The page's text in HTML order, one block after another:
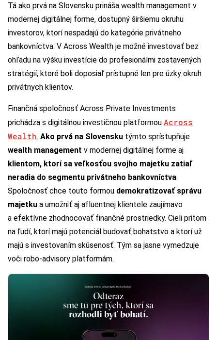
Tá ako prvá na Slovensku prináša wealth management v
modernej digitálnej forme, dostupný širšiemu okruhu
investorov, ktorí nespadajú do kategórie privátneho
bankovníctva. V Across Wealth je možné investovať bez
ohľadu na výšku investície do profesionálmi zostavených
stratégií, ktoré boli doposiaľ prístupné len pre úzky okruh
privátnych klientov.
Finančná spoločnosť Across Private Investments
prichádza s digitálnou investičnou platformou Across
Wealth. Ako prvá na Slovensku týmto sprístupňuje
wealth management v modernej digitálnej forme aj
klientom, ktorí sa veľkosťou svojho majetku zatiaľ
neradia do segmentu privátneho bankovníctva.
Spoločnosť chce touto formou demokratizovať správu
majetku a umožniť aj afluentnej klientele zaujímavo
a efektívne zhodnocovať finančné prostriedky. Cieli pritom
na ľudí, ktorí majú potenciál budovať bohatstvo a ktorí už
majú s investovaním skúsenosť. Tým sa jasne vymedzuje
voči robo-advisory platformám.